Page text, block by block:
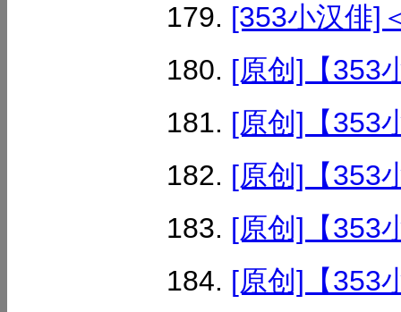
[353小汉俳]
[原创]【353
[原创]【353
[原创]【353
[原创]【353
[原创]【353